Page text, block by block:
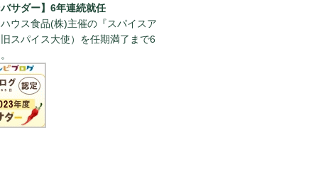
バサダー】6年連続就任
ウス食品(株)主催の『スパイスア
スパイス大使）を任期満了まで6